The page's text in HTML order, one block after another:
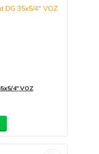
4" VOZ